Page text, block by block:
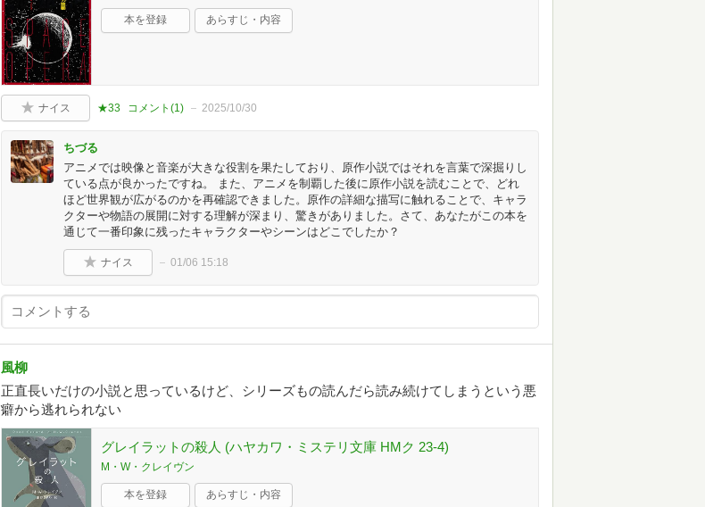
本を登録 あらすじ・内容
ナイス ★33 コメント(1) 2025/10/30
ちづる
アニメでは映像と音楽が大きな役割を果たしており、原作小説ではそれを言葉で深掘りし
ている点が良かったですね。 また、アニメを制覇した後に原作小説を読むことで、どれ
ほど世界観が広がるのかを再確認できました。原作の詳細な描写に触れることで、キャラ
クターや物語の展開に対する理解が深まり、驚きがありました。さて、あなたがこの本を
通じて一番印象に残ったキャラクターやシーンはどこでしたか？
ナイス 01/06 15:18
風柳
正直長いだけの小説と思っているけど、シリーズもの読んだら読み続けてしまうという悪
癖から逃れられない
グレイラットの殺人 (ハヤカワ・ミステリ文庫 HMク 23-4)
M・W・クレイヴン
本を登録 あらすじ・内容